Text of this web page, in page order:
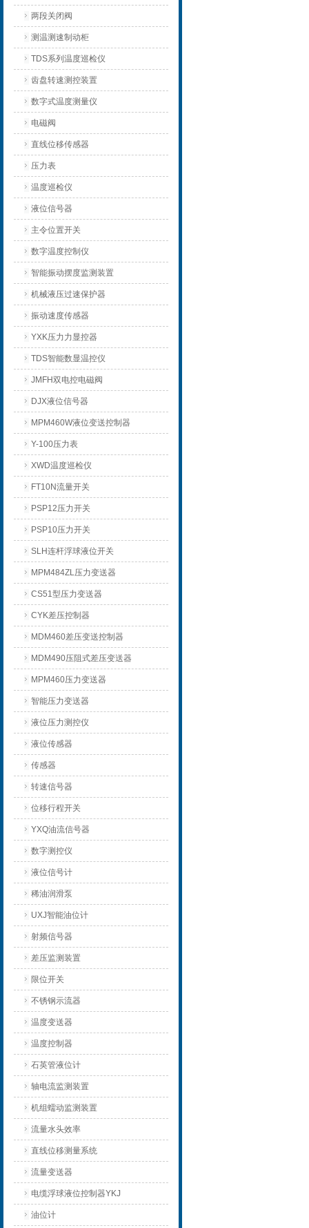
两段关闭阀
测温测速制动柜
TDS系列温度巡检仪
齿盘转速测控装置
数字式温度测量仪
电磁阀
直线位移传感器
压力表
温度巡检仪
液位信号器
主令位置开关
数字温度控制仪
智能振动摆度监测装置
机械液压过速保护器
振动速度传感器
YXK压力力显控器
TDS智能数显温控仪
JMFH双电控电磁阀
DJX液位信号器
MPM460W液位变送控制器
Y-100压力表
XWD温度巡检仪
FT10N流量开关
PSP12压力开关
PSP10压力开关
SLH连杆浮球液位开关
MPM484ZL压力变送器
CS51型压力变送器
CYK差压控制器
MDM460差压变送控制器
MDM490压阻式差压变送器
MPM460压力变送器
智能压力变送器
液位压力测控仪
液位传感器
传感器
转速信号器
位移行程开关
YXQ油流信号器
数字测控仪
液位信号计
稀油润滑泵
UXJ智能油位计
射频信号器
差压监测装置
限位开关
不锈钢示流器
温度变送器
温度控制器
石英管液位计
轴电流监测装置
机组蠕动监测装置
流量水头效率
直线位移测量系统
流量变送器
电缆浮球液位控制器YKJ
油位计